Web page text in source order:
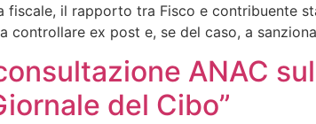
il rapporto tra Fisco e contribuente
controllare ex post e, se del caso, a
ANAC
del Cibo”